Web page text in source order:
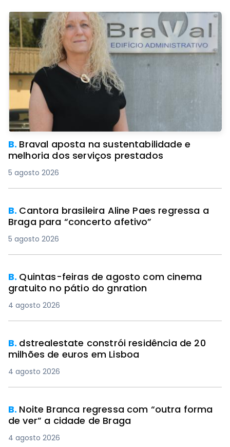
B. Braval aposta na sustentabilidade e
melhoria dos serviços prestados
5 agosto 2026
B. Cantora brasileira Aline Paes regressa a
Braga para “concerto afetivo”
5 agosto 2026
B. Quintas-feiras de agosto com cinema
gratuito no pátio do gnration
4 agosto 2026
B. dstrealestate constrói residência de 20
milhões de euros em Lisboa
4 agosto 2026
B. Noite Branca regressa com “outra forma
de ver” a cidade de Braga
4 agosto 2026